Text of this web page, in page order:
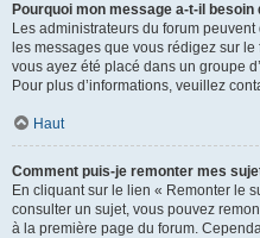
Pourquoi mon message a-t-il besoin
Les administrateurs du forum
les messages que vous rédigez sur
vous ayez été placé dans un groupe
Pour plus d’informations, veuillez
Haut
Comment puis-je remonter mes
En cliquant sur le lien « Remonter le
consulter un sujet, vous pouvez
à la première page du forum.